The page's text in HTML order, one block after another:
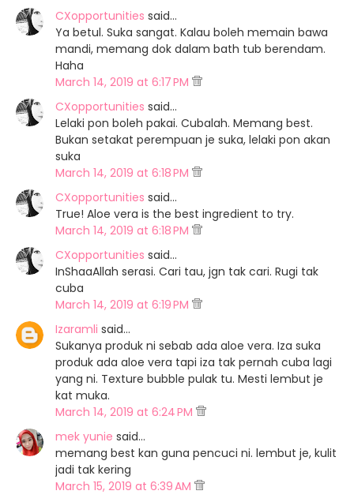
CXopportunities said…
Ya betul. Suka sangat. Kalau boleh memain bawa
mandi, memang dok dalam bath tub berendam.
Haha
March 14, 2019 at 6:17 PM
CXopportunities said…
Lelaki pon boleh pakai. Cubalah. Memang best.
Bukan setakat perempuan je suka, lelaki pon akan
suka
March 14, 2019 at 6:18 PM
CXopportunities said…
True! Aloe vera is the best ingredient to try.
March 14, 2019 at 6:18 PM
CXopportunities said…
InShaaAllah serasi. Cari tau, jgn tak cari. Rugi tak
cuba
March 14, 2019 at 6:19 PM
Izaramli said…
Sukanya produk ni sebab ada aloe vera. Iza suka
produk ada aloe vera tapi iza tak pernah cuba lagi
yang ni. Texture bubble pulak tu. Mesti lembut je
kat muka.
March 14, 2019 at 6:24 PM
mek yunie said…
memang best kan guna pencuci ni. lembut je, kulit
jadi tak kering
March 15, 2019 at 6:39 AM